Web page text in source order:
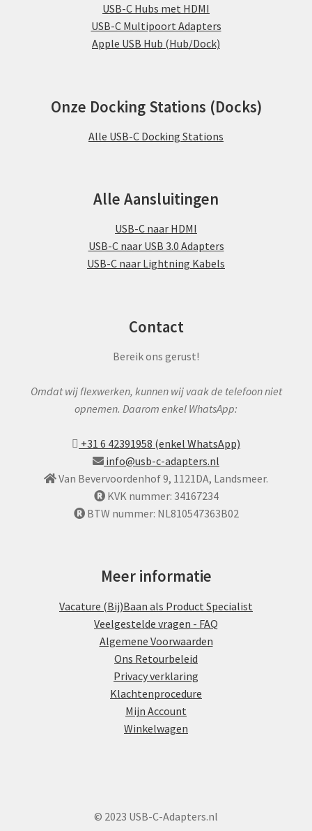
USB-C Hubs met HDMI
USB-C Multipoort Adapters
Apple USB Hub (Hub/Dock)
Onze Docking Stations (Docks)
Alle USB-C Docking Stations
Alle Aansluitingen
USB-C naar HDMI
USB-C naar USB 3.0 Adapters
USB-C naar Lightning Kabels
Contact
Bereik ons gerust!
Omdat wij flexwerken, kunnen wij vaak de telefoon niet
opnemen. Daarom enkel WhatsApp:
+31 6 42391958 (enkel WhatsApp)
info@usb-c-adapters.nl
Van Bevervoordenhof 9, 1121DA, Landsmeer.
KVK nummer: 34167234
BTW nummer: NL810547363B02
Meer informatie
Vacature (Bij)Baan als Product Specialist
Veelgestelde vragen - FAQ
Algemene Voorwaarden
Ons Retourbeleid
Privacy verklaring
Klachtenprocedure
Mijn Account
Winkelwagen
© 2023 USB-C-Adapters.nl